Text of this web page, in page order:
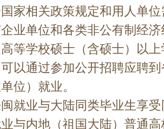
家相关政策规定和用人单
业单位和各类非公有制经
等学校硕士（含硕士）以
以通过参加公开招聘应聘
位）就业。
业与大陆同类毕业生享受
与内地（祖国大陆）普通